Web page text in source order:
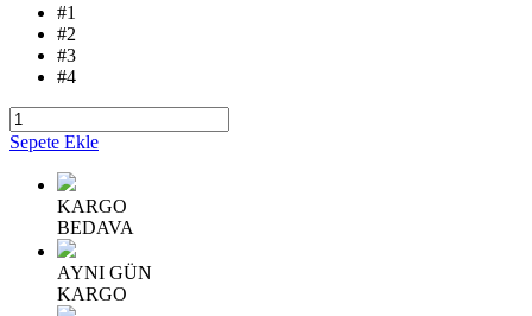
#1
#2
#3
#4
Sepete Ekle
KARGO
BEDAVA
AYNI GÜN
KARGO